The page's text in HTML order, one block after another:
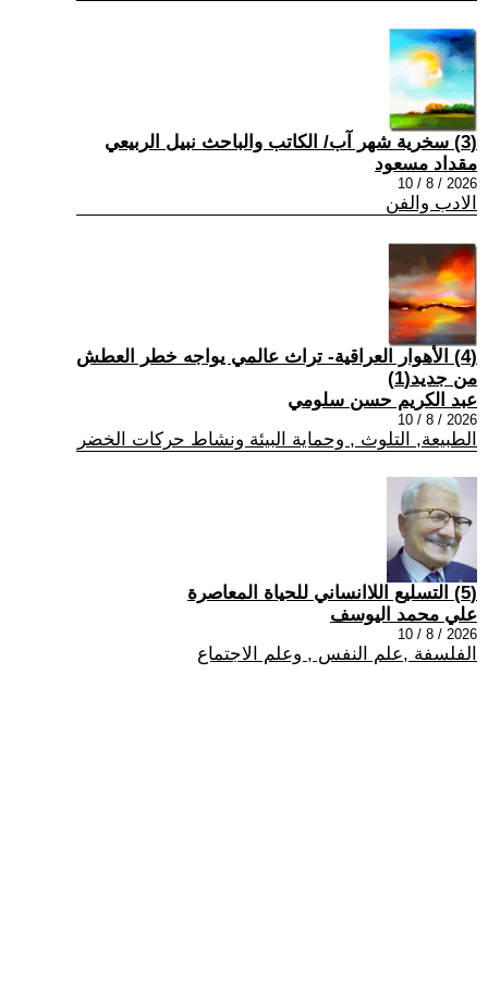
(3) سخرية شهر آب/ الكاتب والباحث نبيل الربيعي
مقداد مسعود
2026 / 8 / 10
الادب والفن
(4) الأهوار العراقية- تراث عالمي يواجه خطر العطش
من جديد(1)
عبد الكريم حسن سلومي
2026 / 8 / 10
الطبيعة, التلوث , وحماية البيئة ونشاط حركات الخضر
(5) التسليع اللاانساني للحياة المعاصرة
علي محمد اليوسف
2026 / 8 / 10
الفلسفة ,علم النفس , وعلم الاجتماع